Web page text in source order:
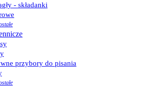
- składanki
przybory do pisania